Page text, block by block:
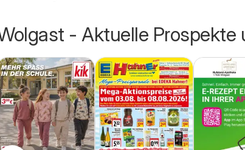
- Aktuelle Prospekte